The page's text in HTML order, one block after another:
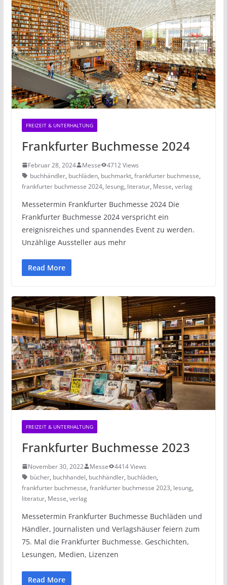
FREIZEIT & UNTERHALTUNG
Frankfurter Buchmesse 2024
Februar 28, 2024 Messe
4712 Views
buchhändler, buchläden, buchmarkt, frankfurter buchmesse,
frankfurter buchmesse 2024, lesung, literatur, Messe, verlag
Messetermin Frankfurter Buchmesse 2024 Die
Frankfurter Buchmesse 2024 verspricht ein
ereignisreiches und spannendes Event zu werden.
Unzählige Aussteller aus mehr
Read More
FREIZEIT & UNTERHALTUNG
Frankfurter Buchmesse 2023
November 30, 2022 Messe
4414 Views
bücher, buchhandel, buchhändler, buchläden,
frankfurter buchmesse, frankfurter buchmesse 2023, lesung,
literatur, Messe, verlag
Messetermin Frankfurter Buchmesse Buchläden und
Händler, Journalisten und Verlagshäuser feiern zum
75. Mal die Frankfurter Buchmesse. Geschichten,
Lesungen, Medien, Lizenzen
Read More